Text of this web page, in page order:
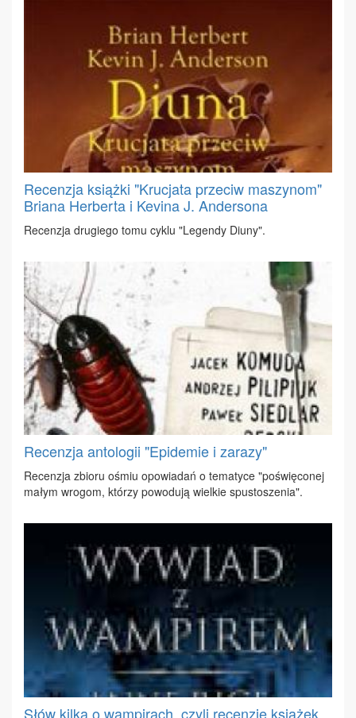
Recenzja książki "Krucjata przeciw maszynom"
Briana Herberta i Kevina J. Andersona
Re­cen­zja dru­gie­go to­mu cy­klu "Le­gen­dy Diu­ny".
Recenzja antologii "Epidemie i zarazy"
Re­cen­zja zbio­ru ośmiu opo­wia­dań o te­ma­ty­ce "po­świę­co­nej
ma­łym wro­gom, któ­rzy po­wo­du­ją wiel­kie spu­sto­sze­nia".
Słów kilka o wampirach, czyli recenzje książek